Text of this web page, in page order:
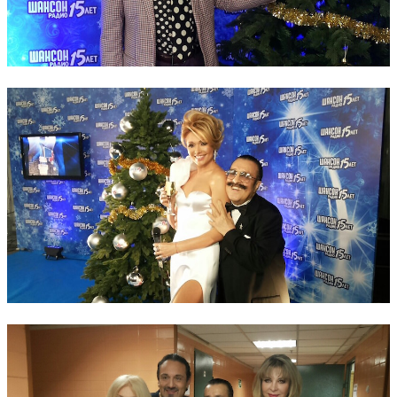
ПЕСНИ
СТАТЬИ
КОНТАКТЫ